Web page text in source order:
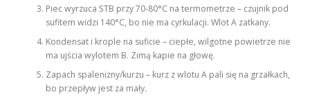
Piec wyrzuca STB przy 70-80°C na termometrze – czujnik pod
sufitem widzi 140°C, bo nie ma cyrkulacji. Wlot A zatkany.
Kondensat i krople na suficie – ciepłe, wilgotne powietrze nie
ma ujścia wylotem B. Zimą kapie na głowę.
Zapach spalenizny/kurzu – kurz z wlotu A pali się na grzałkach,
bo przepływ jest za mały.